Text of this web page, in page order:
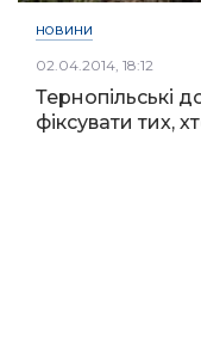
НОВИНИ
02.04.2014, 18:12
Тернопільські
фіксувати тих,